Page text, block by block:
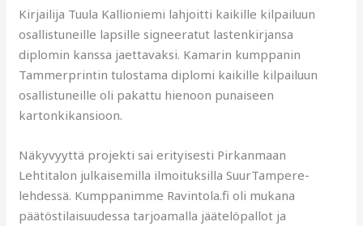
Kirjailija Tuula Kallioniemi lahjoitti kaikille kilpailuun
osallistuneille lapsille signeeratut lastenkirjansa
diplomin kanssa jaettavaksi. Kamarin kumppanin
Tammerprintin tulostama diplomi kaikille kilpailuun
osallistuneille oli pakattu hienoon punaiseen
kartonkikansioon.
Näkyvyyttä projekti sai erityisesti Pirkanmaan
Lehtitalon julkaisemilla ilmoituksilla SuurTampere-
lehdessä. Kumppanimme Ravintola.fi oli mukana
päätöstilaisuudessa tarjoamalla jäätelöpallot ja